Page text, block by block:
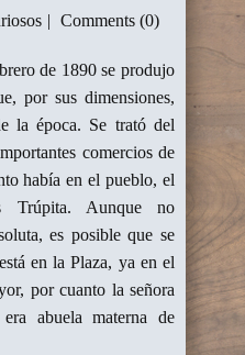
Comments (0)
de 1890 se produjo
por sus dimensiones,
la época. Se trató del
comercios de
había en el pueblo, el
Trúpita. Aunque no
es posible que se
en la Plaza, ya en el
por cuanto la señora
abuela materna de